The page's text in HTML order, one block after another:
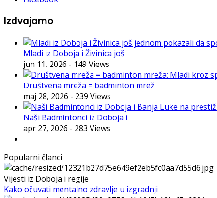
Izdvajamo
Mladi iz Doboja i Živinica još
jun 11, 2026 - 149 Views
Društvena mreža = badminton mrež
maj 28, 2026 - 239 Views
Naši Badmintonci iz Doboja i
apr 27, 2026 - 283 Views
Popularni članci
Vijesti iz Doboja i regije
Kako očuvati mentalno zdravlje u izgradnji